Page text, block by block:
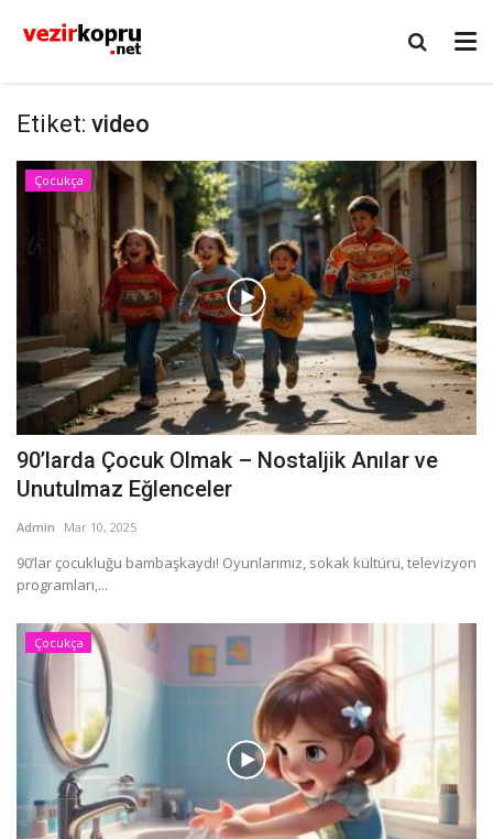
Etiket: video
Çocukça
90’larda Çocuk Olmak – Nostaljik Anılar ve
Unutulmaz Eğlenceler
Admin Mar 10, 2025
90’lar çocukluğu bambaşkaydı! Oyunlarımız, sokak kültürü, televizyon
programları,...
Çocukça